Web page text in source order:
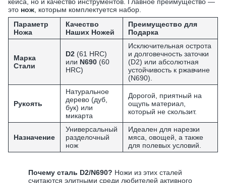
это нож , которым комплектуется набор.
Параметр
Ножа
Качество
Наших Ножей
Преимущество для
Подарка
Марка
Стали
D2 (61 HRC)
или N690 (60
HRC)
Исключительная острота
и долговечность заточки
(D2) или абсолютная
устойчивость к ржавчине
(N690).
Рукоять
Натуральное
дерево (дуб,
бук) или
микарта
Дорогой, приятный на
ощупь материал,
который не скользит.
Назначение
Универсальный
разделочный
нож
Идеален для нарезки
мяса, овощей, а также
для полевых условий.
Почему сталь D2/N690? Ножи из этих сталей
считаются элитными среди любителей активного